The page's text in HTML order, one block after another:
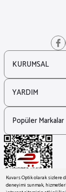
Kuvars Optik olarak sizlere
deneyimi sunmak,
Marc Jacobs 763/S
₺ 10.226
₺ 7.437
KURUMSAL
YARDIM
Popüler Markalar